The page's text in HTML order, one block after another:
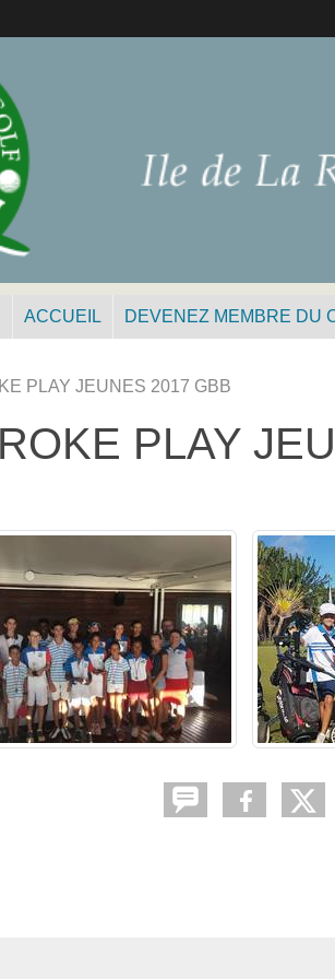
ACCUEIL DEVENEZ MEMBRE DU
PLAY JEUNES 2017 GBB
PLAY